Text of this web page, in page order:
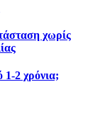
χωρίς
1-2 χρόνια;